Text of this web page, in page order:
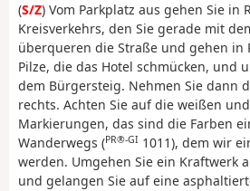
(S/Z) Vom Parkplatz aus gehen Sie in
Kreisverkehrs, den Sie gerade mit
überqueren die Straße und gehen in
Pilze, die das Hotel schmücken, und
dem Bürgersteig. Nehmen Sie dann
rechts. Achten Sie auf die weißen
Markierungen, das sind die Farben
Wanderwegs (PR®-GI 1011), dem wir
werden. Umgehen Sie ein Kraftwerk
und gelangen Sie auf eine